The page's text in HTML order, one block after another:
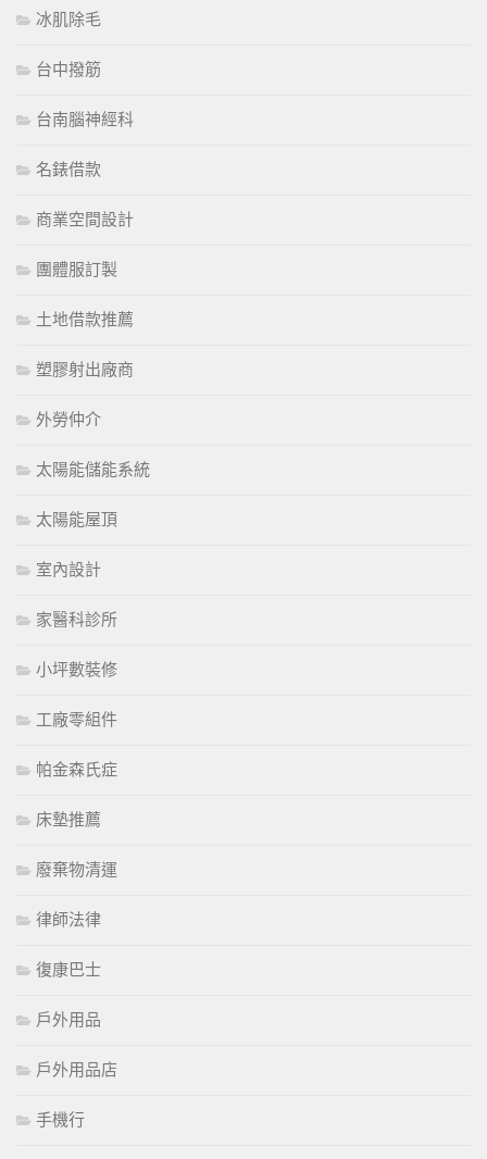
冰肌除毛
台中撥筋
台南腦神經科
名錶借款
商業空間設計
團體服訂製
土地借款推薦
塑膠射出廠商
外勞仲介
太陽能儲能系統
太陽能屋頂
室內設計
家醫科診所
小坪數裝修
工廠零組件
帕金森氏症
床墊推薦
廢棄物清運
律師法律
復康巴士
戶外用品
戶外用品店
手機行